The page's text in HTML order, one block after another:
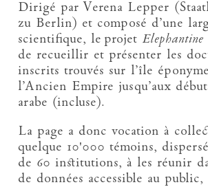
Dirigé par Verena Lepper
zu Berlin) et composé d’une
scientifique, le projet Elephantine
de recueillir et présenter les
inscrits trouvés sur l’île
l’Ancien Empire jusqu’aux
arabe (incluse).
La page a donc vocation à
quelque 10'000 témoins,
de 60 institutions, à les réunir
de données accessible au